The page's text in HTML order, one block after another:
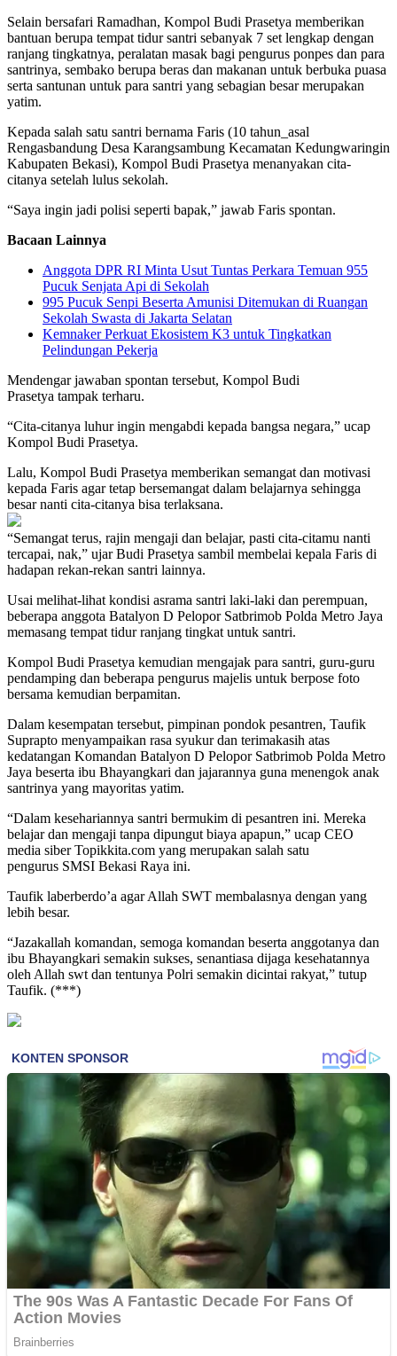
Selain bersafari Ramadhan, Kompol Budi Prasetya memberikan
bantuan berupa tempat tidur santri sebanyak 7 set lengkap dengan
ranjang tingkatnya, peralatan masak bagi pengurus ponpes dan para
santrinya, sembako berupa beras dan makanan untuk berbuka puasa
serta santunan untuk para santri yang sebagian besar merupakan
yatim.
Kepada salah satu santri bernama Faris (10 tahun_asal
Rengasbandung Desa Karangsambung Kecamatan Kedungwaringin
Kabupaten Bekasi), Kompol Budi Prasetya menanyakan cita-
citanya setelah lulus sekolah.
“Saya ingin jadi polisi seperti bapak,” jawab Faris spontan.
Bacaan Lainnya
Anggota DPR RI Minta Usut Tuntas Perkara Temuan 955
Pucuk Senjata Api di Sekolah
995 Pucuk Senpi Beserta Amunisi Ditemukan di Ruangan
Sekolah Swasta di Jakarta Selatan
Kemnaker Perkuat Ekosistem K3 untuk Tingkatkan
Pelindungan Pekerja
Mendengar jawaban spontan tersebut, Kompol Budi
Prasetya tampak terharu.
“Cita-citanya luhur ingin mengabdi kepada bangsa negara,” ucap
Kompol Budi Prasetya.
Lalu, Kompol Budi Prasetya memberikan semangat dan motivasi
kepada Faris agar tetap bersemangat dalam belajarnya sehingga
besar nanti cita-citanya bisa terlaksana.
“Semangat terus, rajin mengaji dan belajar, pasti cita-citamu nanti
tercapai, nak,” ujar Budi Prasetya sambil membelai kepala Faris di
hadapan rekan-rekan santri lainnya.
Usai melihat-lihat kondisi asrama santri laki-laki dan perempuan,
beberapa anggota Batalyon D Pelopor Satbrimob Polda Metro Jaya
memasang tempat tidur ranjang tingkat untuk santri.
Kompol Budi Prasetya kemudian mengajak para santri, guru-guru
pendamping dan beberapa pengurus majelis untuk berpose foto
bersama kemudian berpamitan.
Dalam kesempatan tersebut, pimpinan pondok pesantren, Taufik
Suprapto menyampaikan rasa syukur dan terimakasih atas
kedatangan Komandan Batalyon D Pelopor Satbrimob Polda Metro
Jaya beserta ibu Bhayangkari dan jajarannya guna menengok anak
santrinya yang mayoritas yatim.
“Dalam kesehariannya santri bermukim di pesantren ini. Mereka
belajar dan mengaji tanpa dipungut biaya apapun,” ucap CEO
media siber Topikkita.com yang merupakan salah satu
pengurus SMSI Bekasi Raya ini.
Taufik laberberdo’a agar Allah SWT membalasnya dengan yang
lebih besar.
“Jazakallah komandan, semoga komandan beserta anggotanya dan
ibu Bhayangkari semakin sukses, senantiasa dijaga kesehatannya
oleh Allah swt dan tentunya Polri semakin dicintai rakyat,” tutup
Taufik. (***)